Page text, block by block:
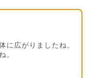
に広がりましたね。
。